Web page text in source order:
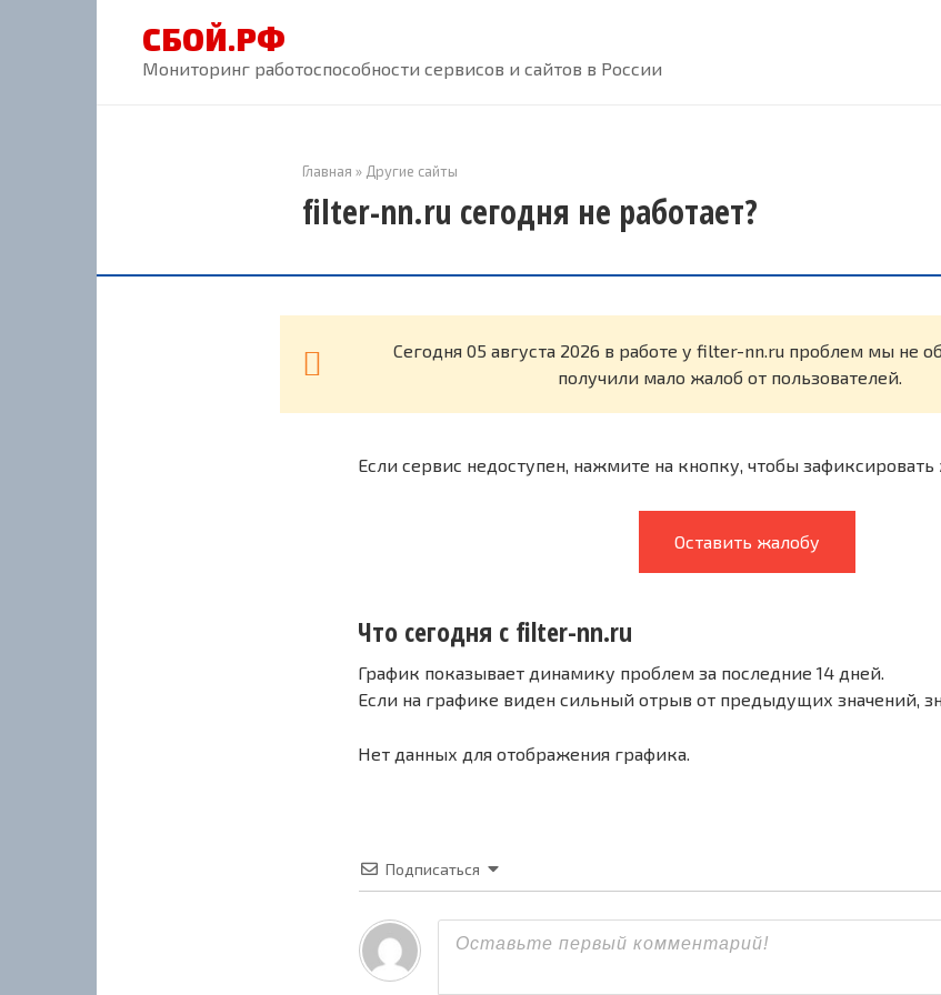
СБОЙ.РФ
Мониторинг работоспособности сервисов и сайтов в России
Главная » Другие сайты
filter-nn.ru сегодня не работает?
Cегодня 05 августа 2026 в работе у filter-nn.ru проблем мы не
получили мало жалоб от пользователей.
Если сервис недоступен, нажмите на кнопку, чтобы зафиксировать
Оставить жалобу
Что сегодня с filter-nn.ru
График показывает динамику проблем за последние 14 дней.
Если на графике виден сильный отрыв от предыдущих значений,
Нет данных для отображения графика.
Подписаться